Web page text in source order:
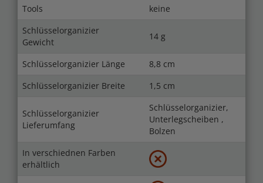
Tools
keine
Schlüsselorganizier
Gewicht
14 g
Schlüsselorganizier Länge
8,8 cm
Schlüsselorganizier Breite
1,5 cm
Schlüsselorganizier
Lieferumfang
Schlüsselorganizier,
Unterlegscheiben ,
Bolzen
In verschiednen Farben
erhältlich